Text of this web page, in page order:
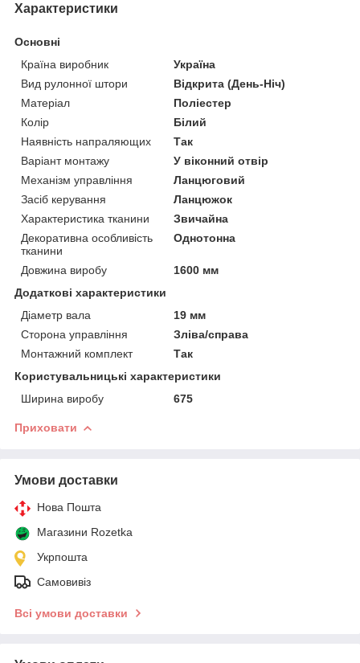
Характеристики
Основні
Країна виробник
Україна
Вид рулонної штори
Відкрита (День-Ніч)
Матеріал
Поліестер
Колір
Білий
Наявність напраляющих
Так
Варіант монтажу
У віконний отвір
Механізм управління
Ланцюговий
Засіб керування
Ланцюжок
Характеристика тканини
Звичайна
Декоративна особливість
тканини
Однотонна
Довжина виробу
1600 мм
Додаткові характеристики
Діаметр вала
19 мм
Сторона управління
Зліва/справа
Монтажний комплект
Так
Користувальницькі характеристики
Ширина виробу
675
Приховати
Умови доставки
Нова Пошта
Магазини Rozetka
Укрпошта
Самовивіз
Всі умови доставки